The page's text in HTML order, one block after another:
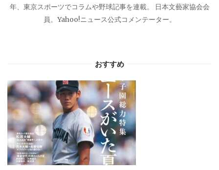
年、東京スポーツでコラムや野球記事を連載。 日本文藝家協会会
員。Yahoo!ニュース公式コメンテーター。
おすすめ